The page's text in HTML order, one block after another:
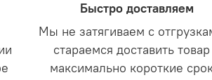
Быстро доставляем
Мы не затягиваем с
стараемся доставить
максимально короткие